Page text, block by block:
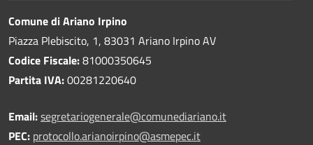
Comune di Ariano Irpino
Piazza Plebiscito, 1, 83031 Ariano Irpino AV
Codice Fiscale:81000350645
Partita IVA:00281220640
Email:segretariogenerale@comunediariano.it
PEC: protocollo.arianoirpino@asmepec.it